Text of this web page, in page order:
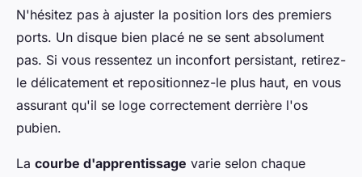
N'hésitez pas à ajuster la position lors des premiers
ports. Un disque bien placé ne se sent absolument
pas. Si vous ressentez un inconfort persistant, retirez-
le délicatement et repositionnez-le plus haut, en vous
assurant qu'il se loge correctement derrière l'os
pubien.
La courbe d'apprentissage varie selon chaque